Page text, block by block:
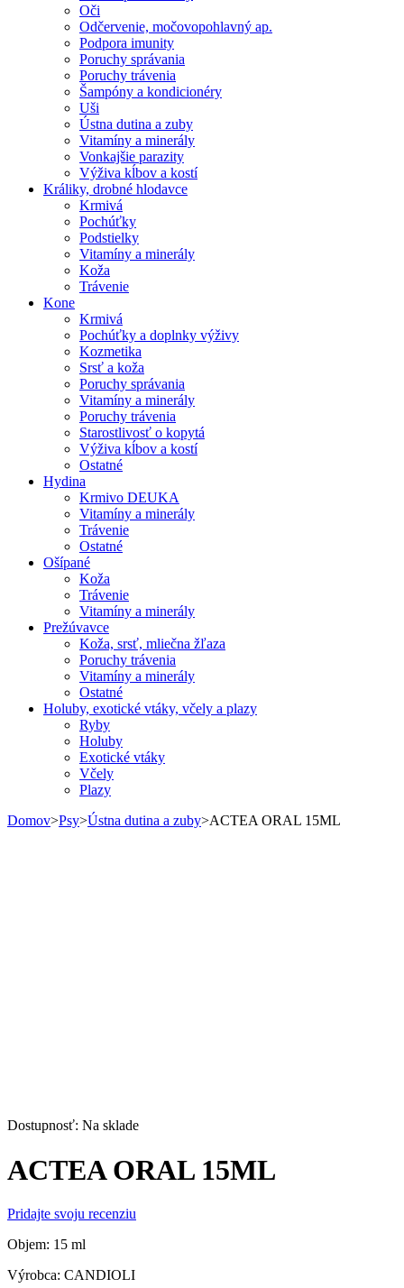
Oči
Odčervenie, močovopohlavný ap.
Podpora imunity
Poruchy správania
Poruchy trávenia
Šampóny a kondicionéry
Uši
Ústna dutina a zuby
Vitamíny a minerály
Vonkajšie parazity
Výživa kĺbov a kostí
Králiky, drobné hlodavce
Krmivá
Pochúťky
Podstielky
Vitamíny a minerály
Koža
Trávenie
Kone
Krmivá
Pochúťky a doplnky výživy
Kozmetika
Srsť a koža
Poruchy správania
Vitamíny a minerály
Poruchy trávenia
Starostlivosť o kopytá
Výživa kĺbov a kostí
Ostatné
Hydina
Krmivo DEUKA
Vitamíny a minerály
Trávenie
Ostatné
Ošípané
Koža
Trávenie
Vitamíny a minerály
Prežúvavce
Koža, srsť, mliečna žľaza
Poruchy trávenia
Vitamíny a minerály
Ostatné
Holuby, exotické vtáky, včely a plazy
Ryby
Holuby
Exotické vtáky
Včely
Plazy
Domov>Psy>Ústna dutina a zuby>ACTEA ORAL 15ML
Dostupnosť: Na sklade
ACTEA ORAL 15ML
Pridajte svoju recenziu
Objem: 15 ml
Výrobca: CANDIOLI